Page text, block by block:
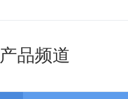
产品频道